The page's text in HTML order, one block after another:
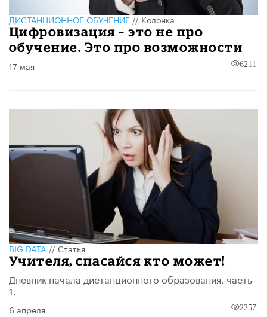
ДИСТАНЦИОННОЕ ОБУЧЕНИЕ//Колонка
Цифровизация – это не про
обучение. Это про возможности
17 мая 6211
BIG DATA//Статья
Учителя, спасайся кто может!
Дневник начала дистанционного образования, часть
1.
6 апреля 2257